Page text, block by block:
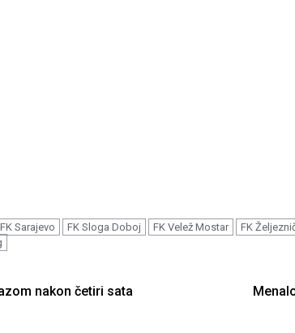
FK Sarajevo FK Sloga Doboj FK Velež Mostar FK
nakon četiri sata